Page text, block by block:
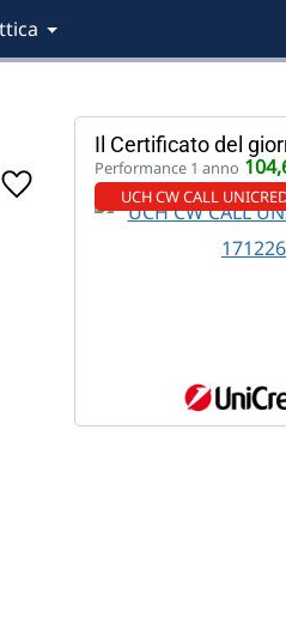
Il Certificato del
Performance 1 anno
UCH CW CALL